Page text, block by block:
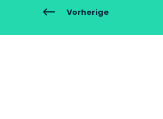
Vorherige